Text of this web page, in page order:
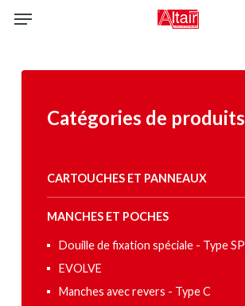
content
Menu
Catégories de produits
CARTOUCHES ET PANNEAUX
MANCHES ET POCHES
Douille de fixation spéciale - Type SP
EVOLVE
Manches avec revers - Type C